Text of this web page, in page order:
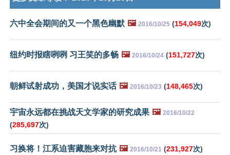
六中全会期间的又一个黑色幽默 🖼️ 2016/10/25 (154,049次)
纽约时报瞎咧咧 习王笑的多畅 🖼️ 2016/10/24 (151,727次)
朝鲜试射成功，美国才说实话 🖼️ 2016/10/23 (148,465次)
宇宙永远都在挑战天文学家的研究成果 🖼️ 2016/10/22
(285,697次)
习换将！江系迫害藏胞来对抗 🖼️ 2016/10/21 (231,927次)